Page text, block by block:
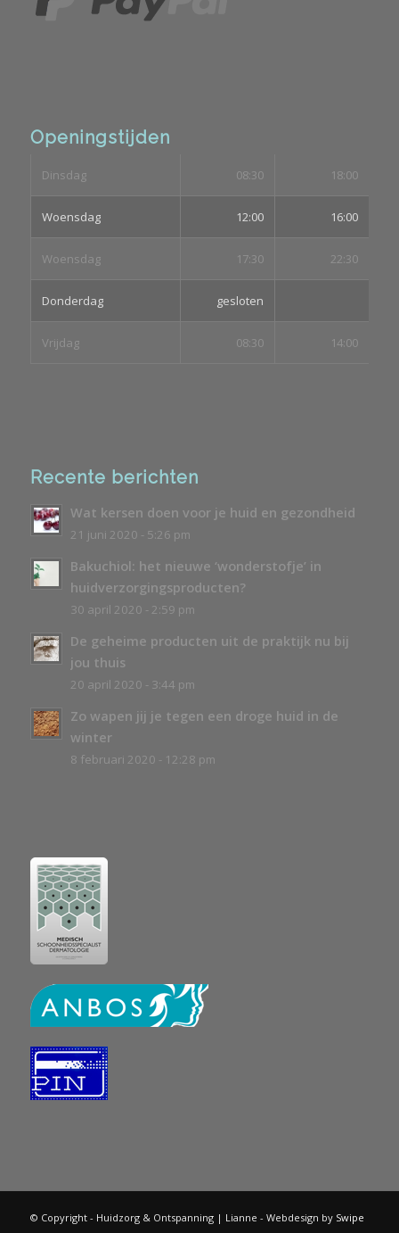
Openingstijden
Dinsdag 08:30 18:00
Woensdag 12:00 16:00
Woensdag 17:30 22:30
Donderdag gesloten
Vrijdag 08:30 14:00
Recente berichten
Wat kersen doen voor je huid en gezondheid
21 juni 2020 - 5:26 pm
Bakuchiol: het nieuwe ‘wonderstofje’ in
huidverzorgingsproducten?
30 april 2020 - 2:59 pm
De geheime producten uit de praktijk nu bij
jou thuis
20 april 2020 - 3:44 pm
Zo wapen jij je tegen een droge huid in de
winter
8 februari 2020 - 12:28 pm
© Copyright - Huidzorg & Ontspanning | Lianne - Webdesign by Swipe